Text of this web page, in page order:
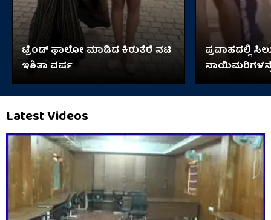
ಟ್ರೆಂಡ್​​ ಫಾಲೋ ಮಾಡಿದ ಕಿರುತೆರೆ ನಟಿ
ಇಶಿತಾ ವರ್ಷ
ಪ್ರವಾಹದಲ್ಲಿ
ಬಾಲಕಿ!
Latest Videos